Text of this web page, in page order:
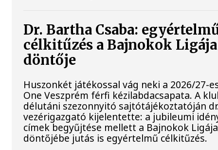
Dr. Bartha Csaba:
célkitűzés a Bajnokok
döntője
Huszonkét játékossal vág neki a 2026/27-
One Veszprém férfi kézilabdacsapata. A
délutáni szezonnyitó sajtótájékoztatóján
vezérigazgató kijelentette: a jubileumi
címek begyűjtése mellett a Bajnokok
döntőjébe jutás is egyértelmű célkitűzés.